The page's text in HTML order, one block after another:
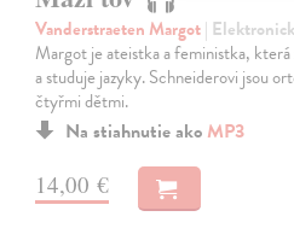
Vanderstraeten Margot|
Margot je ateistka a feministka,
a studuje jazyky. Schneiderovi jsou
čtyřmi dětmi.
Na stiahnutie ako MP3
14,00 €